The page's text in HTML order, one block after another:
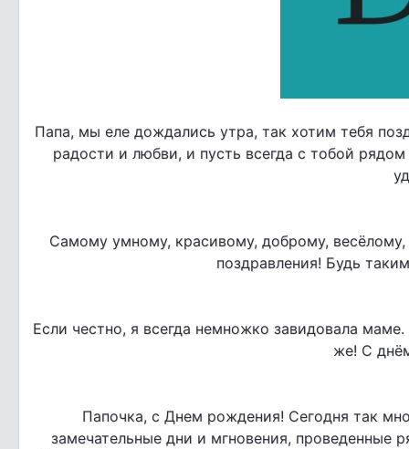
Папа, мы еле дождались утра, так хотим тебя
радости и любви, и пусть всегда с тобой
Самому умному, красивому, доброму,
поздравления! Будь
Если честно, я всегда немножко завидовала
же! С
Папочка, с Днем рождения! Сегодня так
замечательные дни и мгновения, проведенные